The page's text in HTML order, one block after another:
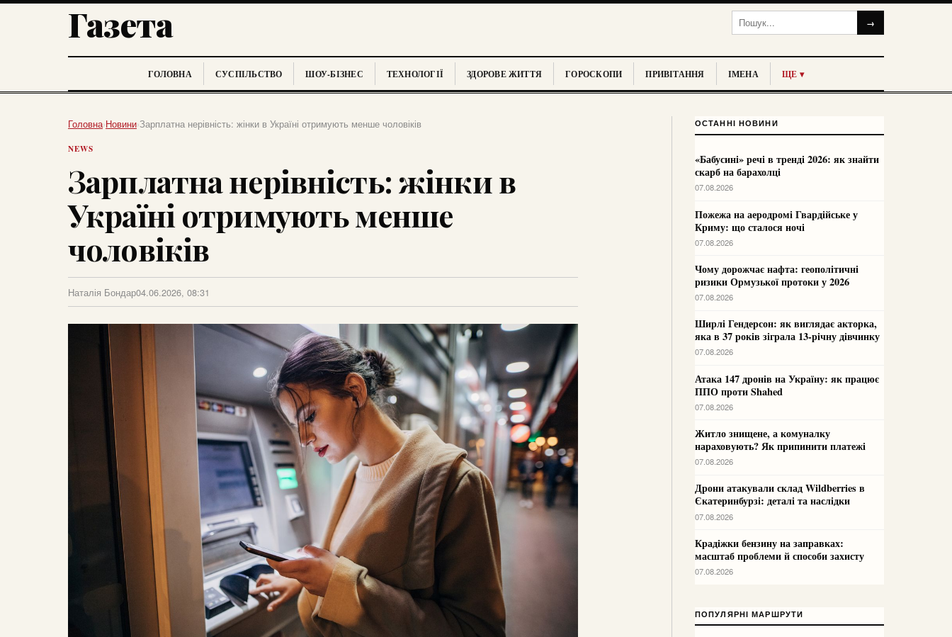
Газета →
ГОЛОВНА СУСПІЛЬСТВО ШОУ-БІЗНЕС ТЕХНОЛОГІЇ ЗДОРОВЕ ЖИТТЯ ГОРОСКОПИ ПРИВІТАННЯ ІМЕНА ЩЕ ▾
Головна›Новини›Зарплатна нерівність: жінки в Україні отримують менше чоловіків
NEWS
Зарплатна нерівність: жінки в
Україні отримують менше
чоловіків
Наталія Бондар04.06.2026, 08:31
ОСТАННІ НОВИНИ
«Бабусині» речі в тренді 2026: як знайти
скарб на барахолці
07.08.2026
Пожежа на аеродромі Гвардійське у
Криму: що сталося ночі
07.08.2026
Чому дорожчає нафта: геополітичні
ризики Ормузької протоки у 2026
07.08.2026
Ширлі Гендерсон: як виглядає акторка,
яка в 37 років зіграла 13-річну дівчинку
07.08.2026
Атака 147 дронів на Україну: як працює
ППО проти Shahed
07.08.2026
Житло знищене, а комуналку
нараховують? Як припинити платежі
07.08.2026
Дрони атакували склад Wildberries в
Єкатеринбурзі: деталі та наслідки
07.08.2026
Крадіжки бензину на заправках:
масштаб проблеми й способи захисту
07.08.2026
ПОПУЛЯРНІ МАРШРУТИ